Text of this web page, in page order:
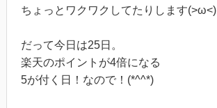
ちょっとワクワクしてたりします(>ω<)
だって今日は25日。
楽天のポイントが4倍になる
5が付く日！なので！(*^^*)